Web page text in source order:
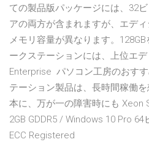
ての製品版パッケージには、32
アの両方が含まれますが、エデ
メモリ容量が異なります。
ークステーションには、上位エ
Enterprise パソコン工房のおす
テーション製品は、長時間稼働
本に、万が一の障害時にも Xeon
2GB GDDR5 / Windows 10 Pro 64
ECC Registered